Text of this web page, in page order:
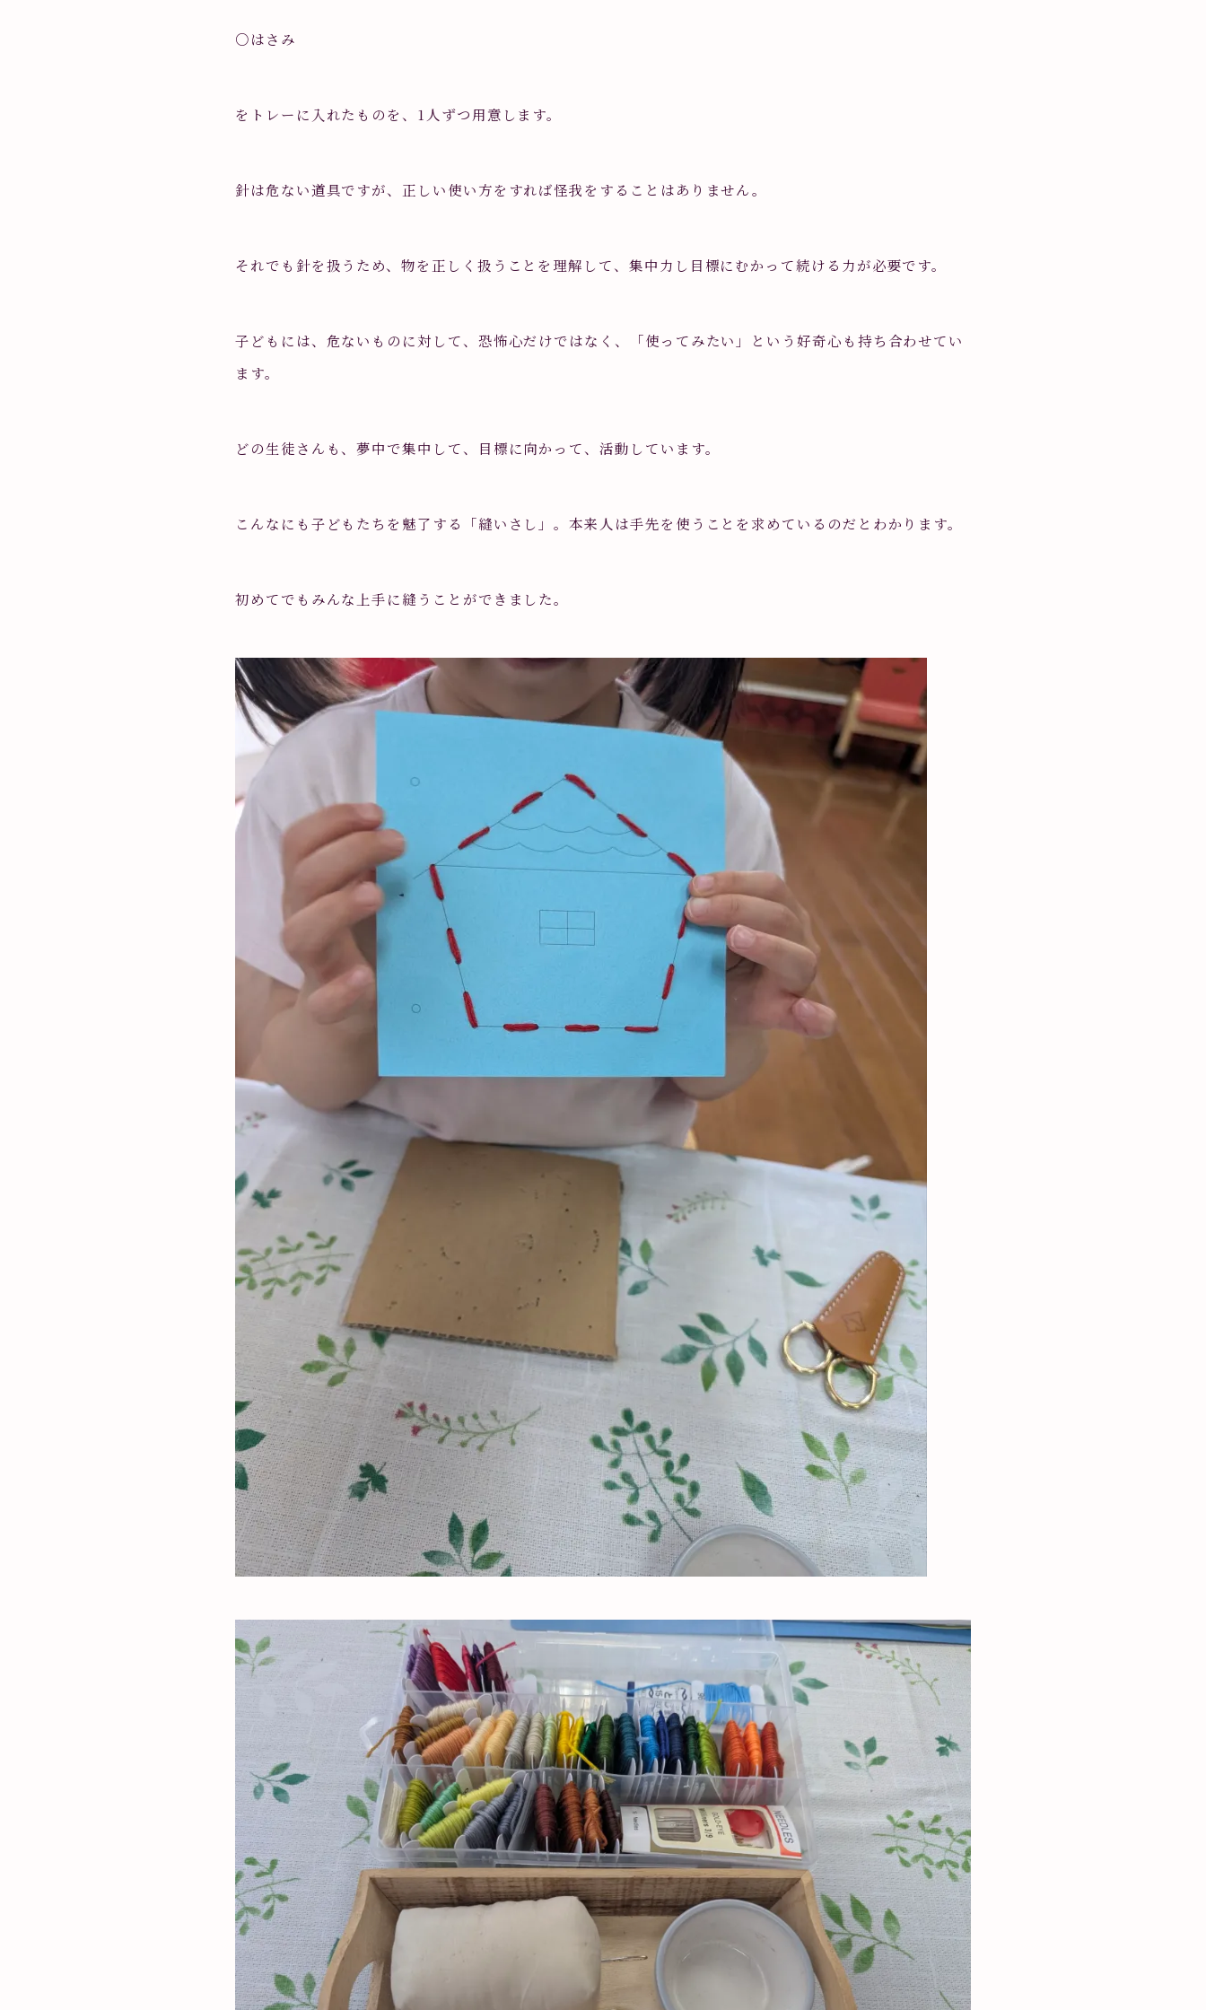
○はさみ
をトレーに入れたものを、1人ずつ用意します。
針は危ない道具ですが、正しい使い方をすれば怪我をすることはありません。
それでも針を扱うため、物を正しく扱うことを理解して、集中力し目標にむかって続ける力が必要です。
子どもには、危ないものに対して、恐怖心だけではなく、「使ってみたい」という好奇心も持ち合わせてい
ます。
どの生徒さんも、夢中で集中して、目標に向かって、活動しています。
こんなにも子どもたちを魅了する「縫いさし」。本来人は手先を使うことを求めているのだとわかります。
初めてでもみんな上手に縫うことができました。